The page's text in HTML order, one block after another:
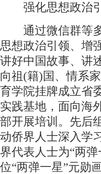
强化思想政治
通过微信群等多
思想政治引领、增
讲好中国故事、讲
向祖(籍)国、情系
育学院挂牌成立省
实践基地，面向海
部开展培训。先后
动侨界人士深入学
界代表人士为“两
位“两弹一星”元勋